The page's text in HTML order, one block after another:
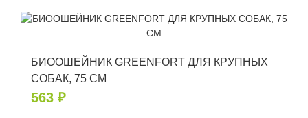
БИООШЕЙНИК GREENFORT ДЛЯ КРУПНЫХ
СОБАК, 75 СМ
563 ₽